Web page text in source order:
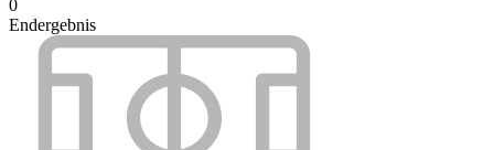
0
Endergebnis